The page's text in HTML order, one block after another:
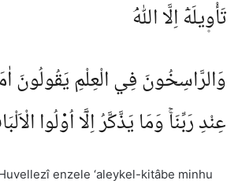
تَأْو۪يلَهُٓ اِلَّا اللّٰهُۘ
وَالرَّاسِخُونَ فِي الْعِلْمِ يَقُولُونَ
عِنْدِ رَبِّنَاۚ وَمَا يَذَّكَّرُ اِلَّٓا اُو۬لُوا
enzele ‘aleykel-kitâbe minhu